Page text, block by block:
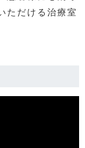
ただける治療室